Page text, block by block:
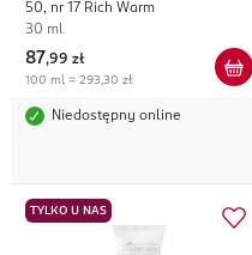
50, nr 17 Rich Warm
30 ml
87,99 zł
100 ml = 293,30 zł
Niedostępny online
TYLKO U NAS